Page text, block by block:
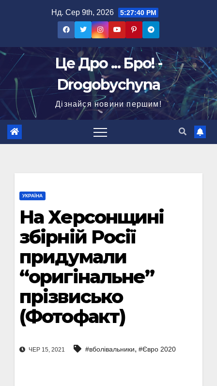
Нд. Сер 9th, 2026 5:27:40 PM
Це Дро ... Бро! -
Drogobychyna
Дізнайся новини першим!
УКРАЇНА
На Херсонщині
збірнiй Росії
придумали
“оригінальне”
прізвисько
(Фотофакт)
ЧЕР 15, 2021 #вболівальники, #Євро 2020